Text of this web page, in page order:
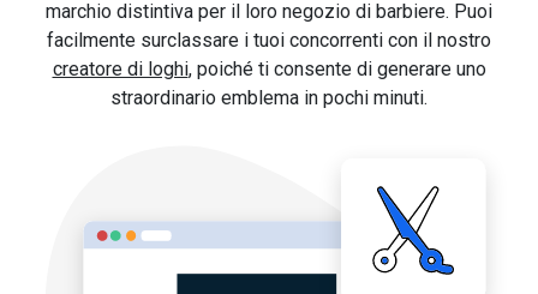
marchio distintiva per il loro negozio di barbiere. Puoi
facilmente surclassare i tuoi concorrenti con il nostro
creatore di loghi, poiché ti consente di generare uno
straordinario emblema in pochi minuti.